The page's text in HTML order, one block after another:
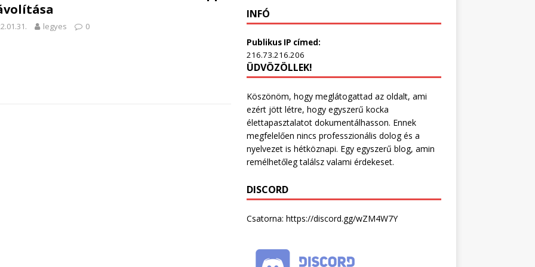
legyes 0
INFÓ
Publikus IP címed:
216.73.216.206
ÜDVÖZÖLLEK!
Köszönöm, hogy meglátogattad az oldalt, ami
ezért jött létre, hogy egyszerű kocka
élettapasztalatot dokumentálhasson. Ennek
megfelelően nincs professzionális dolog és a
nyelvezet is hétköznapi. Egy egyszerű blog, amin
remélhetőleg találsz valami érdekeset.
DISCORD
Csatorna: https://discord.gg/wZM4W7Y